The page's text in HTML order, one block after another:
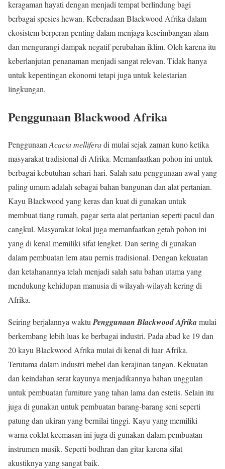
keragaman hayati dengan menjadi tempat berlindung bagi
berbagai spesies hewan. Keberadaan Blackwood Afrika dalam
ekosistem berperan penting dalam menjaga keseimbangan alam
dan mengurangi dampak negatif perubahan iklim. Oleh karena itu
keberlanjutan penanaman menjadi sangat relevan. Tidak hanya
untuk kepentingan ekonomi tetapi juga untuk kelestarian
lingkungan.
Penggunaan Blackwood Afrika
Penggunaan Acacia melliferadi mulai sejak zaman kuno ketika
masyarakat tradisional di Afrika. Memanfaatkan pohon ini untuk
berbagai kebutuhan sehari-hari. Salah satu penggunaan awal yang
paling umum adalah sebagai bahan bangunan dan alat pertanian.
Kayu Blackwood yang keras dan kuat di gunakan untuk
membuat tiang rumah, pagar serta alat pertanian seperti pacul dan
cangkul. Masyarakat lokal juga memanfaatkan getah pohon ini
yang di kenal memiliki sifat lengket. Dan sering di gunakan
dalam pembuatan lem atau pernis tradisional. Dengan kekuatan
dan ketahanannya telah menjadi salah satu bahan utama yang
mendukung kehidupan manusia di wilayah-wilayah kering di
Afrika.
Seiring berjalannya waktu Penggunaan Blackwood Afrikamulai
berkembang lebih luas ke berbagai industri. Pada abad ke 19 dan
20 kayu Blackwood Afrika mulai di kenal di luar Afrika.
Terutama dalam industri mebel dan kerajinan tangan. Kekuatan
dan keindahan serat kayunya menjadikannya bahan unggulan
untuk pembuatan furniture yang tahan lama dan estetis. Selain itu
juga di gunakan untuk pembuatan barang-barang seni seperti
patung dan ukiran yang bernilai tinggi. Kayu yang memiliki
warna coklat keemasan ini juga di gunakan dalam pembuatan
instrumen musik. Seperti bodhran dan gitar karena sifat
akustiknya yang sangat baik.